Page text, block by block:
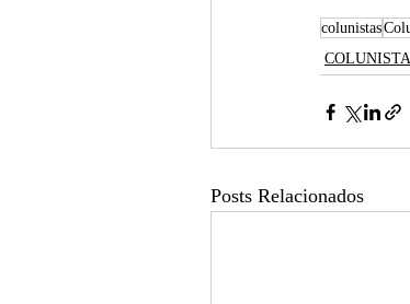
colunistas
Posts Relacionados